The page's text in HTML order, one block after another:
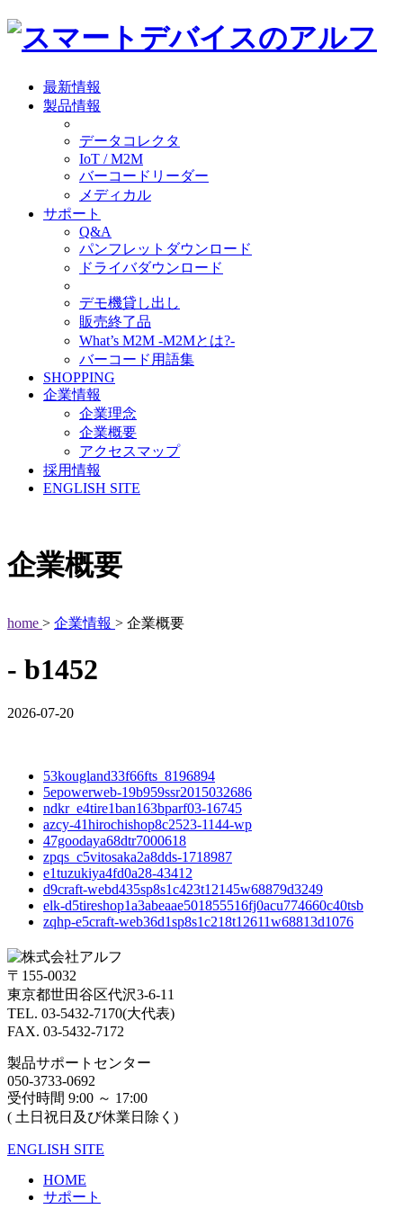
最新情報
製品情報
データコレクタ
IoT / M2M
バーコードリーダー
メディカル
サポート
Q&A
パンフレットダウンロード
ドライバダウンロード
デモ機貸し出し
販売終了品
What’s M2M -M2Mとは?-
バーコード用語集
SHOPPING
企業情報
企業理念
企業概要
アクセスマップ
採用情報
ENGLISH SITE
企業概要
home > 企業情報 > 企業概要
- b1452
2026-07-20
53kougland33f66fts_8196894
5epowerweb-19b959ssr2015032686
ndkr_e4tire1ban163bparf03-16745
azcy-41hirochishop8c2523-1144-wp
47goodaya68dtr7000618
zpqs_c5vitosaka2a8dds-1718987
e1tuzukiya4fd0a28-43412
d9craft-webd435sp8s1c423t12145w68879d3249
elk-d5tireshop1a3abeaae501855516fj0acu774660c40tsb
zqhp-e5craft-web36d1sp8s1c218t12611w68813d1076
〒155-0032
東京都世田谷区代沢3-6-11
TEL. 03-5432-7170(大代表)
FAX. 03-5432-7172
製品サポートセンター
050-3733-0692
受付時間 9:00 ～ 17:00
( 土日祝日及び休業日除く)
ENGLISH SITE
HOME
サポート